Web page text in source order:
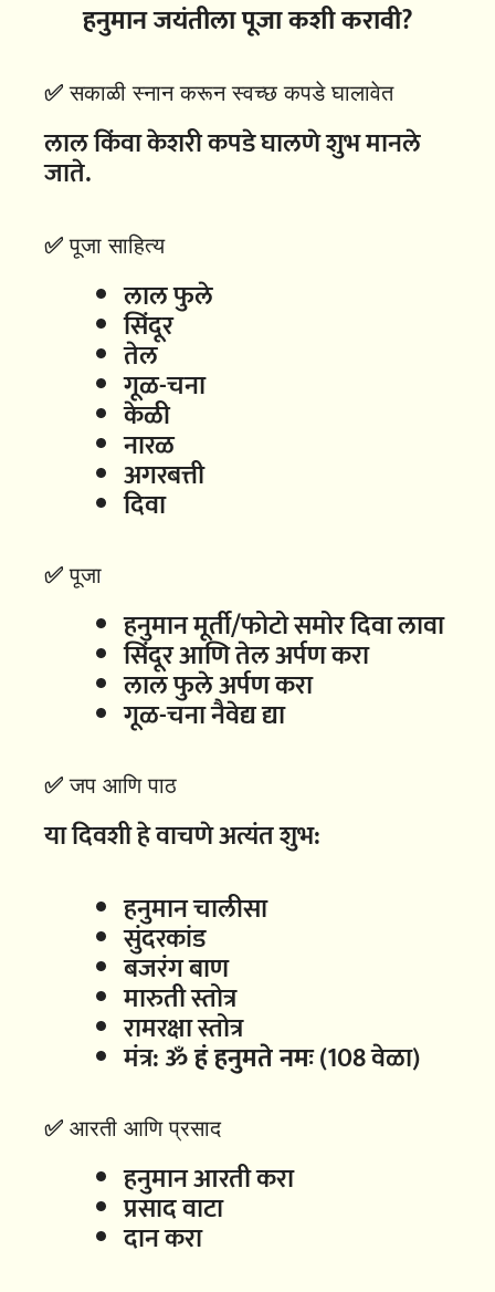
हनुमान जयंतीला पूजा कशी करावी?
✅ सकाळी स्नान करून स्वच्छ कपडे घालावेत
लाल किंवा केशरी कपडे घालणे शुभ मानले
जाते.
✅ पूजा साहित्य
लाल फुले
सिंदूर
तेल
गूळ-चना
केळी
नारळ
अगरबत्ती
दिवा
✅ पूजा
हनुमान मूर्ती/फोटो समोर दिवा लावा
सिंदूर आणि तेल अर्पण करा
लाल फुले अर्पण करा
गूळ-चना नैवेद्य द्या
✅ जप आणि पाठ
या दिवशी हे वाचणे अत्यंत शुभ:
हनुमान चालीसा
सुंदरकांड
बजरंग बाण
मारुती स्तोत्र
रामरक्षा स्तोत्र
मंत्र:ॐ हं हनुमते नमः(108 वेळा)
✅ आरती आणि प्रसाद
हनुमान आरती करा
प्रसाद वाटा
दान करा